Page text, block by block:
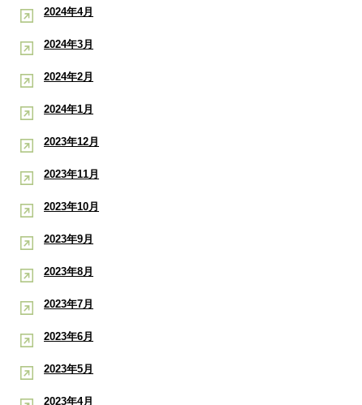
2024年4月
2024年3月
2024年2月
2024年1月
2023年12月
2023年11月
2023年10月
2023年9月
2023年8月
2023年7月
2023年6月
2023年5月
2023年4月